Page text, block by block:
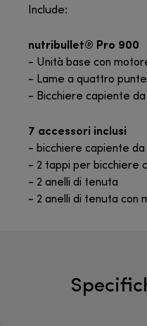
Include:
nutribullet® Pro 900
- Unità base con
- Lame a quattro punte
- Bicchiere capiente da
7 accessori inclusi
- bicchiere capiente da
- 2 tappi per bicchiere
- 2 anelli di tenuta
- 2 anelli di tenuta con